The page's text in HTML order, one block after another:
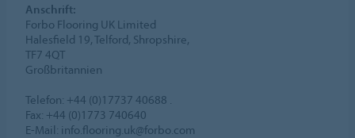
Anschrift:
Forbo Flooring UK Limited
Halesfield 19, Telford, Shropshire,
TF7 4QT
Großbritannien
Telefon: +44 (0)17737 40688 .
Fax: +44 (0)1773 740640
E-Mail: info.flooring.uk@forbo.com